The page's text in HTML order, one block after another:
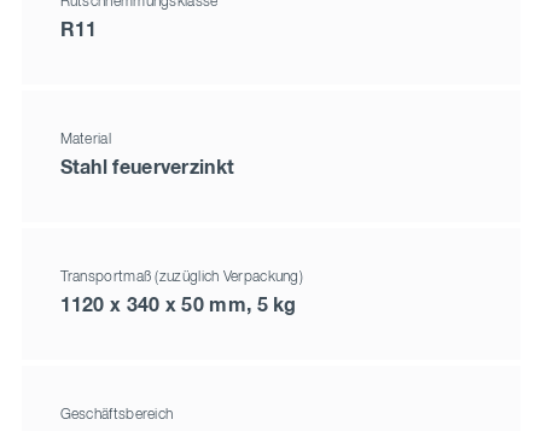
R11
Material
Stahl feuerverzinkt
Transportmaß (zuzüglich Verpackung)
1120 x 340 x 50 mm, 5 kg
Geschäftsbereich